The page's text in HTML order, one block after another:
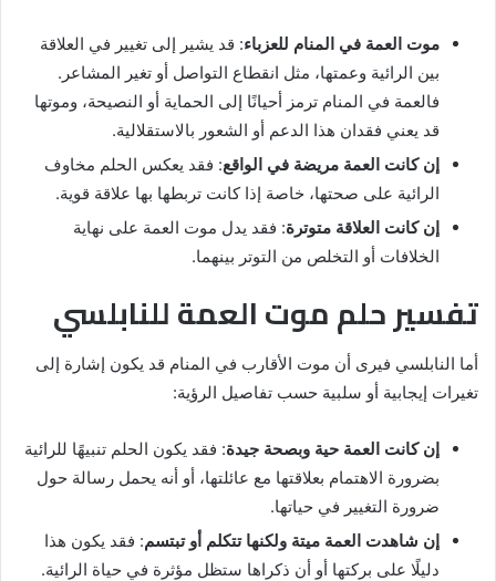
موت العمة في المنام للعزباء: قد يشير إلى تغيير في العلاقة
بين الرائية وعمتها، مثل انقطاع التواصل أو تغير المشاعر.
فالعمة في المنام ترمز أحيانًا إلى الحماية أو النصيحة، وموتها
قد يعني فقدان هذا الدعم أو الشعور بالاستقلالية.
إن كانت العمة مريضة في الواقع: فقد يعكس الحلم مخاوف
الرائية على صحتها، خاصة إذا كانت تربطها بها علاقة قوية.
إن كانت العلاقة متوترة: فقد يدل موت العمة على نهاية
الخلافات أو التخلص من التوتر بينهما.
تفسير حلم موت العمة للنابلسي
أما النابلسي فيرى أن موت الأقارب في المنام قد يكون إشارة إلى
تغيرات إيجابية أو سلبية حسب تفاصيل الرؤية:
إن كانت العمة حية وبصحة جيدة: فقد يكون الحلم تنبيهًا للرائية
بضرورة الاهتمام بعلاقتها مع عائلتها، أو أنه يحمل رسالة حول
ضرورة التغيير في حياتها.
إن شاهدت العمة ميتة ولكنها تتكلم أو تبتسم: فقد يكون هذا
دليلًا على بركتها أو أن ذكراها ستظل مؤثرة في حياة الرائية.